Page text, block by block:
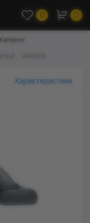
0 0
Каталог
, (44033)
Характеристики